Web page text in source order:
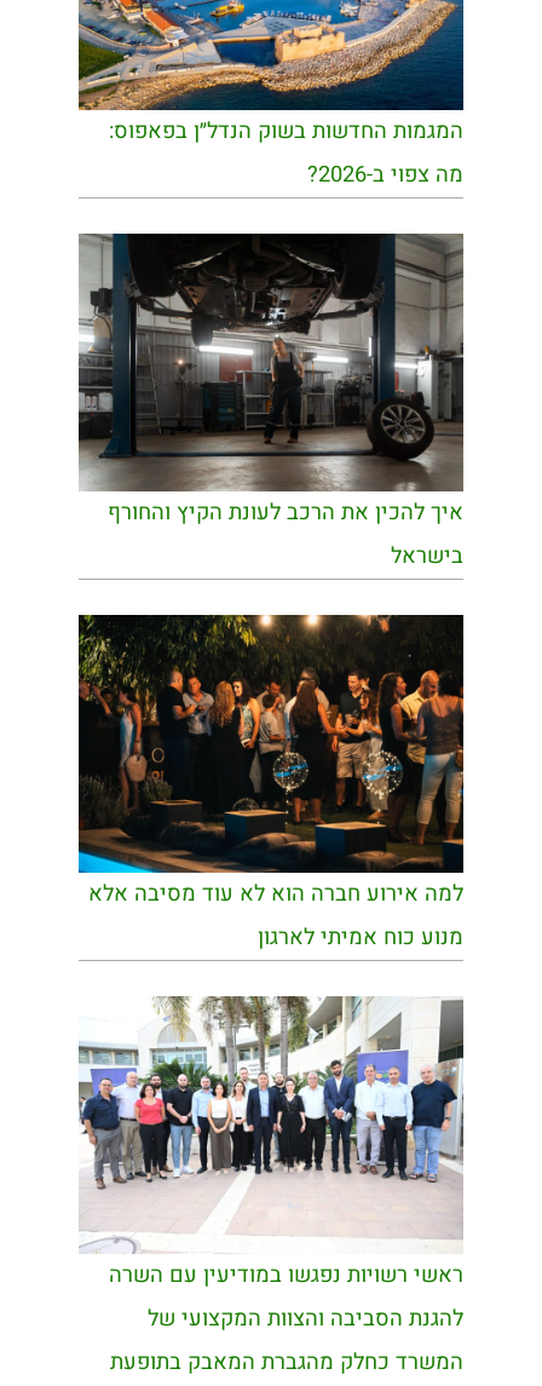
המגמות החדשות בשוק הנדל״ן בפאפוס:
מה צפוי ב-2026?
איך להכין את הרכב לעונת הקיץ והחורף
בישראל
למה אירוע חברה הוא לא עוד מסיבה אלא
מנוע כוח אמיתי לארגון
ראשי רשויות נפגשו במודיעין עם השרה
להגנת הסביבה והצוות המקצועי של
המשרד כחלק מהגברת המאבק בתופעת